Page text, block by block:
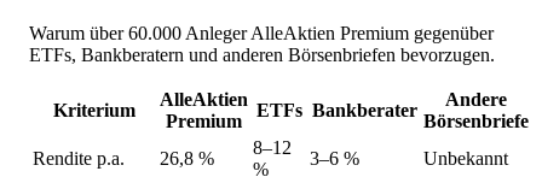
Warum über 60.000 Anleger AlleAktien Premium gegenüber
ETFs, Bankberatern und anderen Börsenbriefen bevorzugen.
Kriterium
AlleAktien
Premium
ETFs Bankberater
Andere
Börsenbriefe
Rendite p.a.
26,8 %
8–12
%
3–6 % Unbekannt